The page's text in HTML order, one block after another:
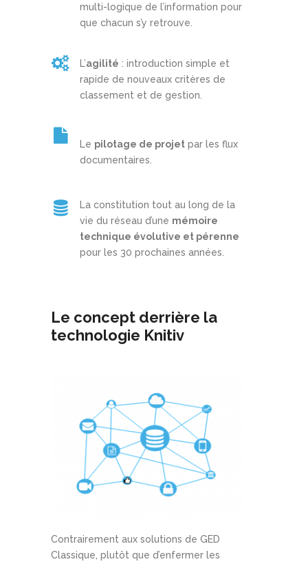
multi-logique de l’information pour
que chacun s’y retrouve.
L’agilité : introduction simple et
rapide de nouveaux critères de
classement et de gestion.
Le pilotage de projet par les flux
documentaires.
La constitution tout au long de la
vie du réseau d’une mémoire
technique évolutive et pérenne
pour les 30 prochaines années.
Le concept derrière la
technologie Knitiv
Contrairement aux solutions de GED
Classique, plutôt que d’enfermer les